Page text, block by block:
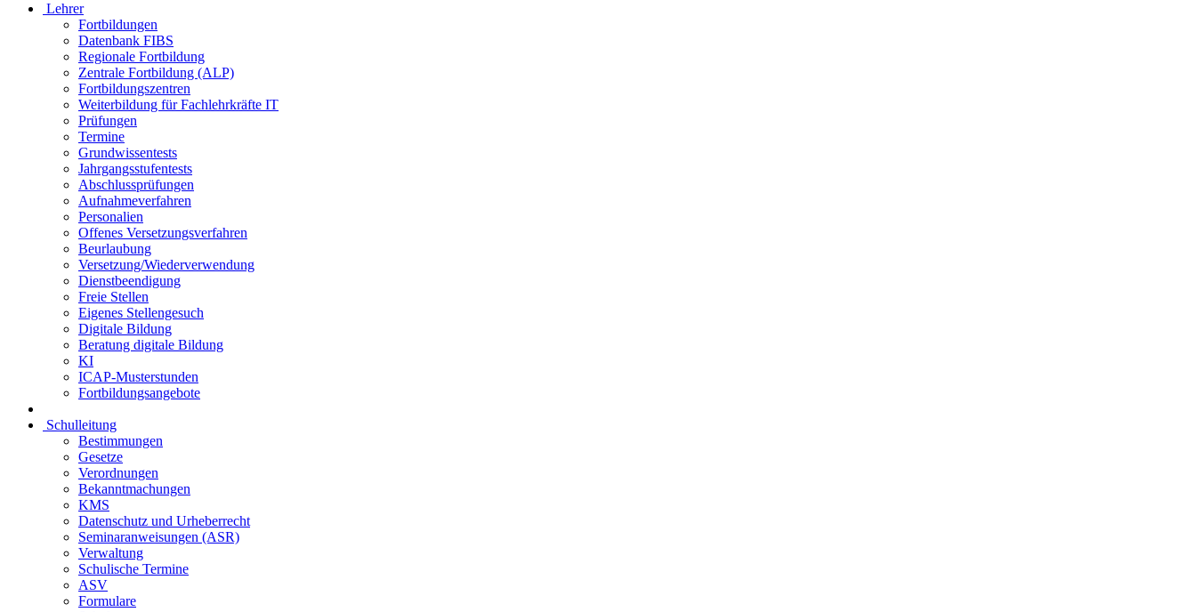
Lehrer
Fortbildungen
Datenbank FIBS
Regionale Fortbildung
Zentrale Fortbildung (ALP)
Fortbildungszentren
Weiterbildung für Fachlehrkräfte IT
Prüfungen
Termine
Grundwissentests
Jahrgangsstufentests
Abschlussprüfungen
Aufnahmeverfahren
Personalien
Offenes Versetzungsverfahren
Beurlaubung
Versetzung/Wiederverwendung
Dienstbeendigung
Freie Stellen
Eigenes Stellengesuch
Digitale Bildung
Beratung digitale Bildung
KI
ICAP-Musterstunden
Fortbildungsangebote
Schulleitung
Bestimmungen
Gesetze
Verordnungen
Bekanntmachungen
KMS
Datenschutz und Urheberrecht
Seminaranweisungen (ASR)
Verwaltung
Schulische Termine
ASV
Formulare